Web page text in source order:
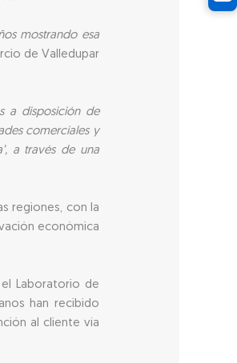
mostrando esa
de Valledupar
a disposición de
comerciales y
a través de una
regiones, con la
económica
Laboratorio de
han recibido
al cliente vía